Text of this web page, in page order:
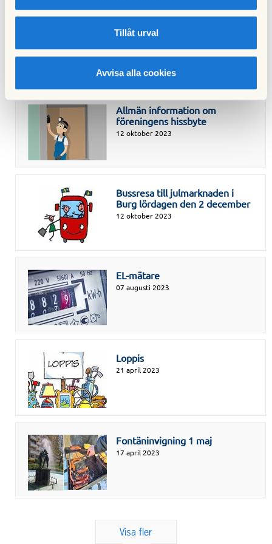
Tillåt urval
Avvisa alla cookies
Höjd årsavgift
Allmän information om
föreningens hissbyte
12 oktober 2023
Bussresa till julmarknaden i
Burg lördagen den 2 december
12 oktober 2023
EL-mätare
07 augusti 2023
Loppis
21 april 2023
Fontäninvigning 1 maj
17 april 2023
Visa fler